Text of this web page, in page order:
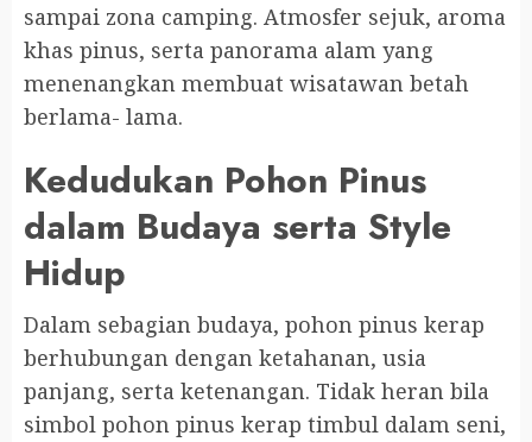
sampai zona camping. Atmosfer sejuk, aroma
khas pinus, serta panorama alam yang
menenangkan membuat wisatawan betah
berlama- lama.
Kedudukan Pohon Pinus
dalam Budaya serta Style
Hidup
Dalam sebagian budaya, pohon pinus kerap
berhubungan dengan ketahanan, usia
panjang, serta ketenangan. Tidak heran bila
simbol pohon pinus kerap timbul dalam seni,